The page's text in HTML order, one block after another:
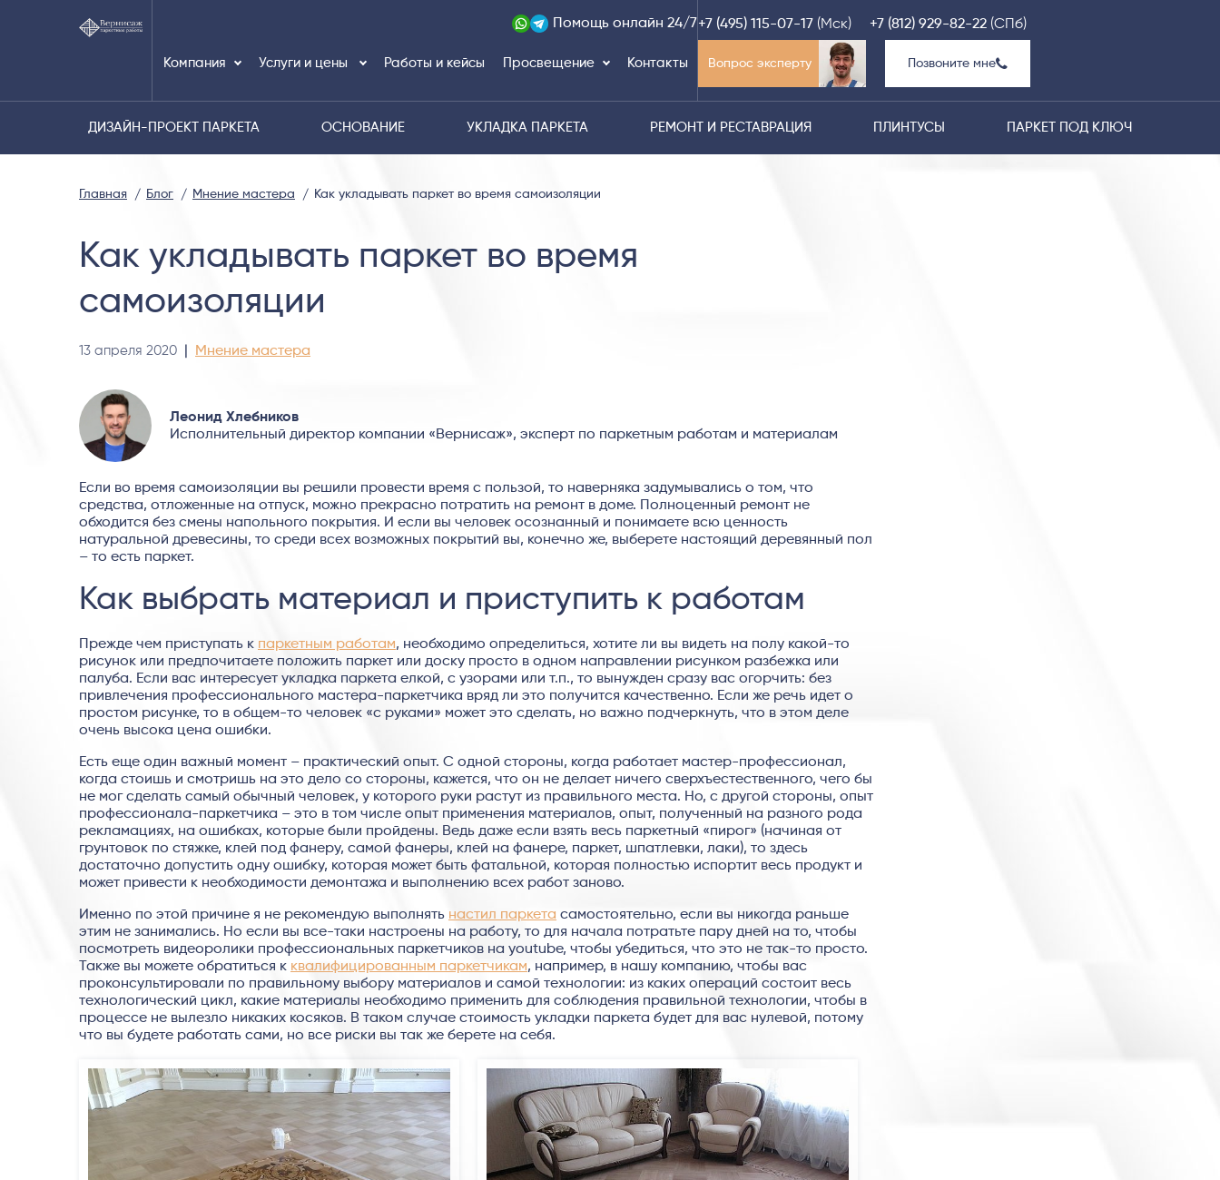
Компания Услуги и цены Работы и кейсы Просвещение Контакты
Помощь онлайн 24/7+7 (495) 115-07-17 (Мск) +7 (812) 929-82-22 (СПб)
Вопрос эксперту Позвоните мне
ДИЗАЙН-ПРОЕКТ ПАРКЕТА ОСНОВАНИЕ УКЛАДКА ПАРКЕТА РЕМОНТ И РЕСТАВРАЦИЯ ПЛИНТУСЫ ПАРКЕТ ПОД КЛЮЧ
Главная Блог Мнение мастера Как укладывать паркет во время самоизоляции
Как укладывать паркет во время
самоизоляции
13 апреля 2020 Мнение мастера
Леонид Хлебников
Исполнительный директор компании «Вернисаж», эксперт по паркетным работам и материалам
Если во время самоизоляции вы решили провести время с пользой, то наверняка задумывались о том, что
средства, отложенные на отпуск, можно прекрасно потратить на ремонт в доме. Полноценный ремонт не
обходится без смены напольного покрытия. И если вы человек осознанный и понимаете всю ценность
натуральной древесины, то среди всех возможных покрытий вы, конечно же, выберете настоящий деревянный пол
– то есть паркет.
Как выбрать материал и приступить к работам
Прежде чем приступать к паркетным работам, необходимо определиться, хотите ли вы видеть на полу какой-то
рисунок или предпочитаете положить паркет или доску просто в одном направлении рисунком разбежка или
палуба. Если вас интересует укладка паркета елкой, с узорами или т.п., то вынужден сразу вас огорчить: без
привлечения профессионального мастера-паркетчика вряд ли это получится качественно. Если же речь идет о
простом рисунке, то в общем-то человек «с руками» может это сделать, но важно подчеркнуть, что в этом деле
очень высока цена ошибки.
Есть еще один важный момент – практический опыт. С одной стороны, когда работает мастер-профессионал,
когда стоишь и смотришь на это дело со стороны, кажется, что он не делает ничего сверхъестественного, чего бы
не мог сделать самый обычный человек, у которого руки растут из правильного места. Но, с другой стороны, опыт
профессионала-паркетчика – это в том числе опыт применения материалов, опыт, полученный на разного рода
рекламациях, на ошибках, которые были пройдены. Ведь даже если взять весь паркетный «пирог» (начиная от
грунтовок по стяжке, клей под фанеру, самой фанеры, клей на фанере, паркет, шпатлевки, лаки), то здесь
достаточно допустить одну ошибку, которая может быть фатальной, которая полностью испортит весь продукт и
может привести к необходимости демонтажа и выполнению всех работ заново.
Именно по этой причине я не рекомендую выполнять настил паркета самостоятельно, если вы никогда раньше
этим не занимались. Но если вы все-таки настроены на работу, то для начала потратьте пару дней на то, чтобы
посмотреть видеоролики профессиональных паркетчиков на youtube, чтобы убедиться, что это не так-то просто.
Также вы можете обратиться к квалифицированным паркетчикам, например, в нашу компанию, чтобы вас
проконсультировали по правильному выбору материалов и самой технологии: из каких операций состоит весь
технологический цикл, какие материалы необходимо применить для соблюдения правильной технологии, чтобы в
процессе не вылезло никаких косяков. В таком случае стоимость укладки паркета будет для вас нулевой, потому
что вы будете работать сами, но все риски вы так же берете на себя.